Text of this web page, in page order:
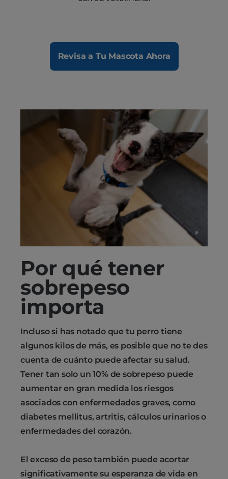
Revisa a Tu Mascota Ahora
Por qué tener
sobrepeso
importa
Incluso si has notado que tu perro tiene
algunos kilos de más, es posible que no te des
cuenta de cuánto puede afectar su salud.
Tener tan solo un 10% de sobrepeso puede
aumentar en gran medida los riesgos
asociados con enfermedades graves, como
diabetes mellitus, artritis, cálculos urinarios o
enfermedades del corazón.
El exceso de peso también puede acortar
significativamente su esperanza de vida en